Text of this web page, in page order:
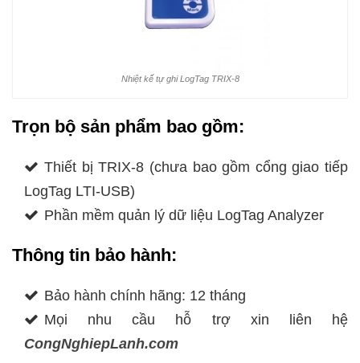
Nhiệt kế tự ghi LogTag TRIX-8
Trọn bộ sản phẩm bao gồm:
Thiết bị TRIX-8 (chưa bao gồm cổng giao tiếp
LogTag LTI-USB)
Phần mềm quản lý dữ liệu LogTag Analyzer
Thông tin bảo hành:
Bảo hành chính hãng: 12 tháng
Mọi nhu cầu hỗ trợ xin liên hệ
CongNghiepLanh.com